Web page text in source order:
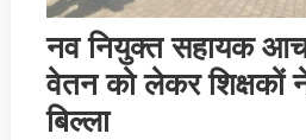
नव नियुक्त सहायक
वेतन को लेकर शिक्षकों
बिल्ला